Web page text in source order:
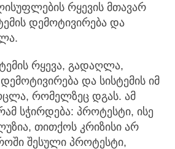
რყევის მთავარ
დემოტივირება და
რყევა, გადაღლა,
და სისტემის იმ
რომელზეც დგას. ამ
სჭირდება: პროტესტი, ისე
თითქოს კრიზისი არ
შესული პროტესტი,